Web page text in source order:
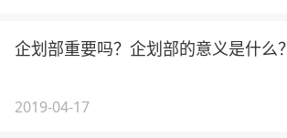
企划部重要吗？企划部的意义是什么？
2019-04-17